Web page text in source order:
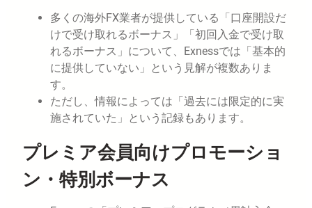
多くの海外FX業者が提供している「口座開設だ
けで受け取れるボーナス」「初回入金で受け取
れるボーナス」について、Exnessでは「基本的
に提供していない」という見解が複数ありま
す。
ただし、情報によっては「過去には限定的に実
施されていた」という記録もあります。
プレミア会員向けプロモーショ
ン・特別ボーナス